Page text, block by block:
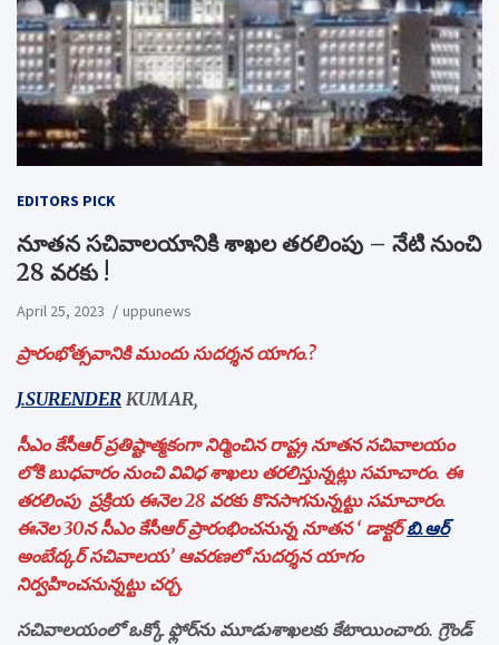
EDITORS PICK
నూతన సచివాలయానికి శాఖల తరలింపు – నేటి నుంచి
28 వరకు !
April 25, 2023 uppunews
ప్రారంభోత్సవానికి ముందు సుదర్శన యాగం.?
J.SURENDER KUMAR,
సీఎం కేసీఆర్ ప్రతిష్టాత్మకంగా నిర్మించిన రాష్ట్ర నూతన సచివాలయం
లోకి బుధవారం నుంచి వివిధ శాఖలు తరలిస్తున్నట్లు సమాచారం. ఈ
తరలింపు ప్రక్రియ ఈనెల 28 వరకు కొనసాగనున్నట్టు సమాచారం.
ఈనెల 30న సీఎం కేసీఆర్ ప్రారంభించనున్న నూతన ‘ డాక్టర్బి.ఆర్
అంబేద్కర్ సచివాలయ’ ఆవరణలో సుదర్శన యాగం
నిర్వహించనున్నట్టు చర్చ.
సచివాలయంలో ఒక్కో ఫ్లోర్‌ను మూడుశాఖలకు కేటాయించారు. గ్రౌండ్‌